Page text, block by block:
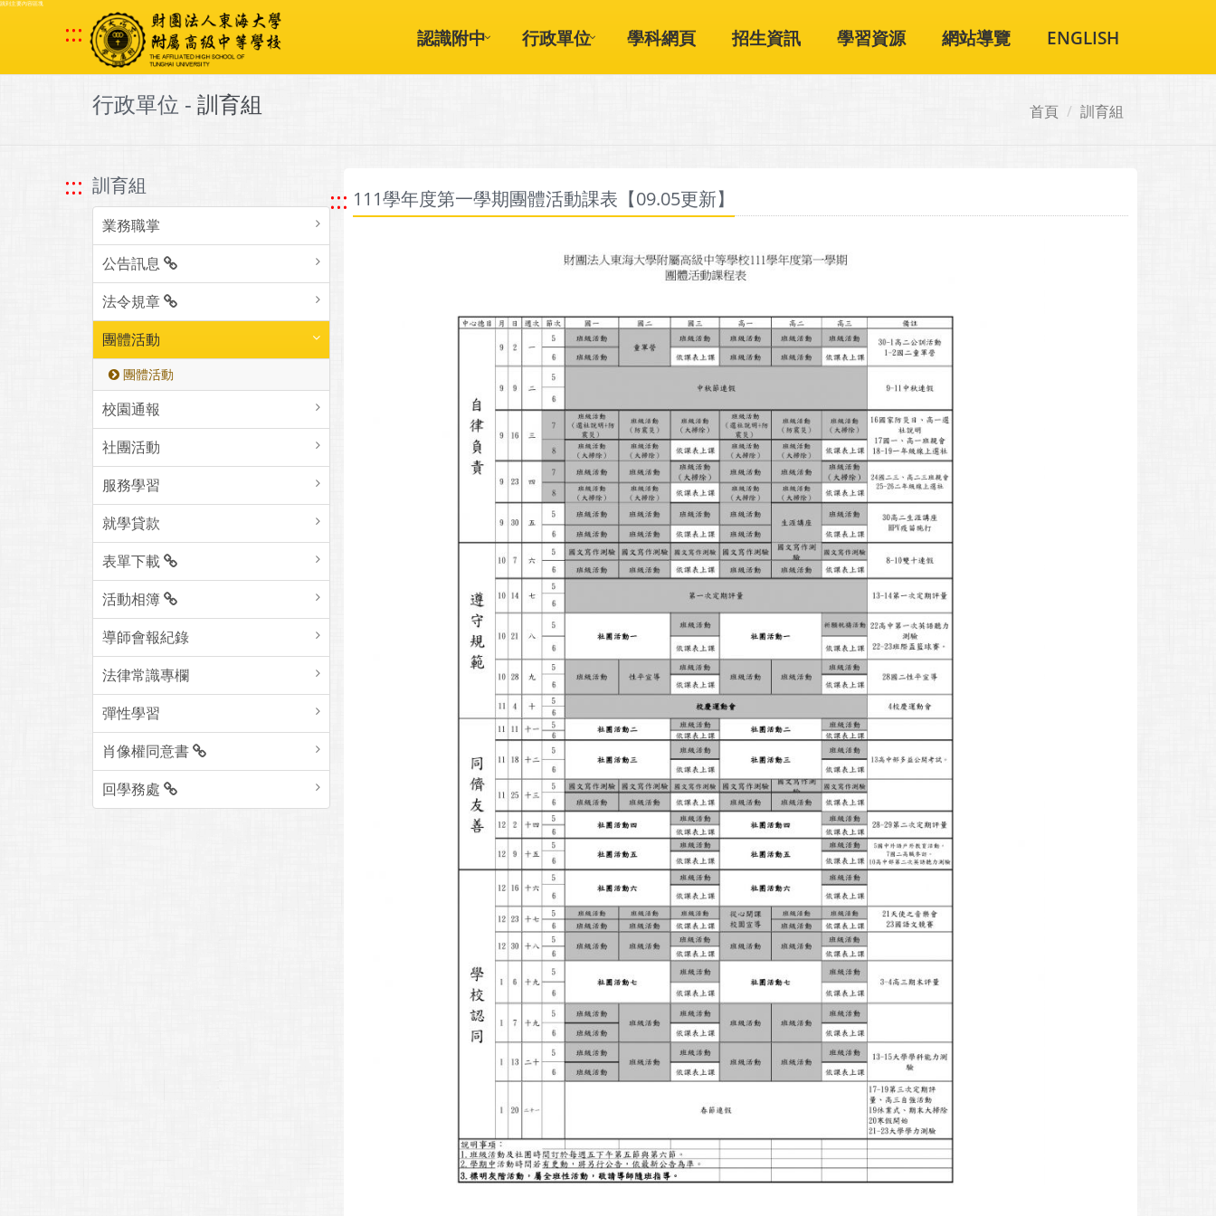
跳到主要內容區塊
::: 認識附中 行政單位 學科網頁 招生資訊 學習資源 網站導覽 ENGLISH
行政單位 - 訓育組 首頁 訓育組
::: 訓育組
業務職掌
公告訊息
法令規章
團體活動
團體活動
校園通報
社團活動
服務學習
就學貸款
表單下載
活動相簿
導師會報紀錄
法律常識專欄
彈性學習
肖像權同意書
回學務處
::: 111學年度第一學期團體活動課表【09.05更新】